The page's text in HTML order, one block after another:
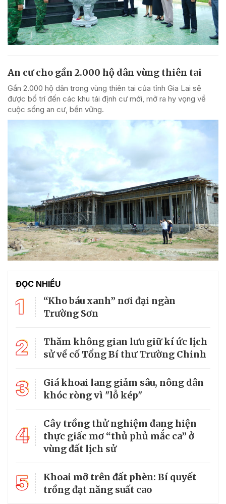
An cư cho gần 2.000 hộ dân vùng thiên tai
Gần 2.000 hộ dân trong vùng thiên tai của tỉnh Gia Lai sẽ
được bố trí đến các khu tái định cư mới, mở ra hy vọng về
cuộc sống an cư, bền vững.
ĐỌC NHIỀU
1
“Kho báu xanh” nơi đại ngàn
Trường Sơn
2
Thăm không gian lưu giữ kí ức lịch
sử về cố Tổng Bí thư Trường Chinh
3
Giá khoai lang giảm sâu, nông dân
khóc ròng vì "lỗ kép"
4
Cây trồng thử nghiệm đang hiện
thực giấc mơ “thủ phủ mắc ca” ở
vùng đất lịch sử
5
Khoai mỡ trên đất phèn: Bí quyết
trồng đạt năng suất cao